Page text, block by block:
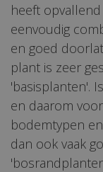
heeft
eenvoudig
en goed
plant is zeer
'basisplanten'.
en daarom
bodemtypen
dan ook vaak